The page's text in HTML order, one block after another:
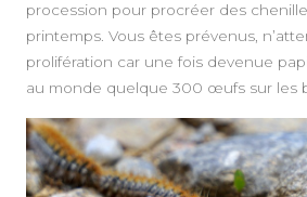
procession pour procréer des
printemps. Vous êtes prévenus,
prolifération car une fois devenue
au monde quelque 300 œufs sur les